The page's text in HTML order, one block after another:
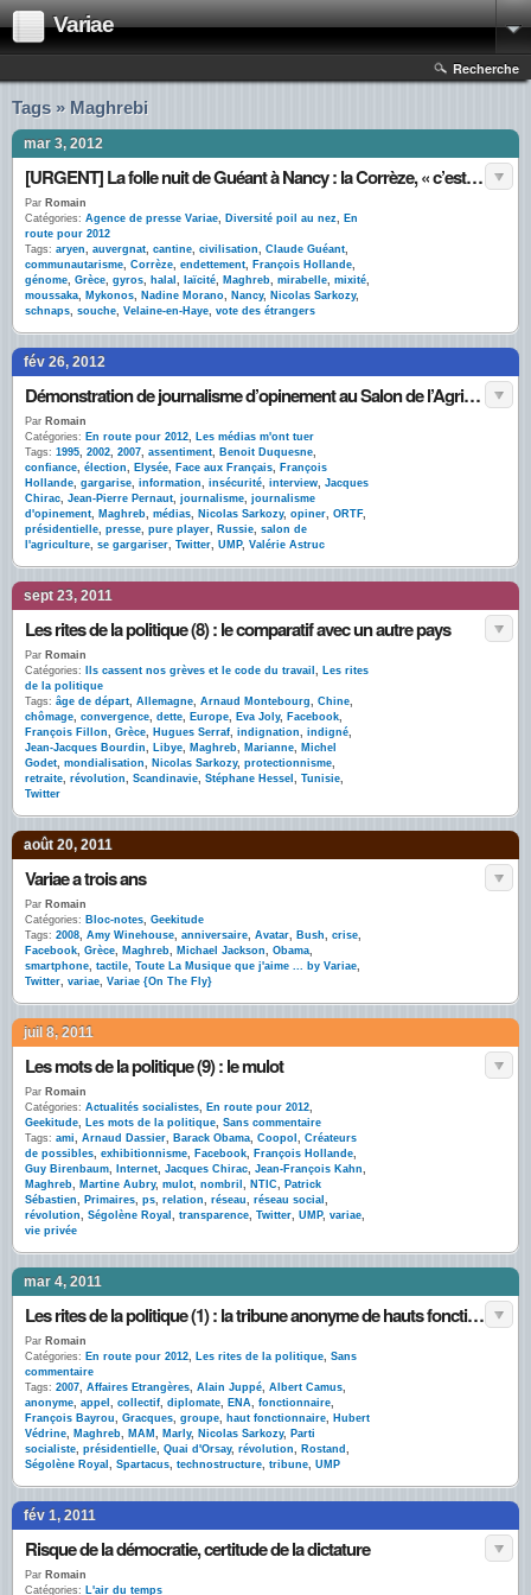
Variae
Recherche
Tags » Maghrebi
mar 3, 2012
[URGENT] La folle nuit de Guéant à Nancy : la Corrèze, « c’est le Maghreb de la France »
Par Romain
Catégories: Agence de presse Variae, Diversité poil au nez, En
route pour 2012
Tags: aryen, auvergnat, cantine, civilisation, Claude Guéant,
communautarisme, Corrèze, endettement, François Hollande,
génome, Grèce, gyros, halal , laïcité, Maghreb, mirabelle, mixité,
moussaka, Mykonos, Nadine Morano, Nancy, Nicolas Sarkozy,
schnaps, souche, Velaine-en-Haye, vote des étrangers
fév 26, 2012
Démonstration de journalisme d’opinement au Salon de l’Agriculture
Par Romain
Catégories: En route pour 2012, Les médias m'ont tuer
Tags: 1995, 2002, 2007, assentiment, Benoit Duquesne,
confiance, élection, Elysée, Face aux Français, François
Hollande, gargarise, information, insécurité, interview, Jacques
Chirac, Jean-Pierre Pernaut, journalisme, journalisme
d'opinement, Maghreb, médias, Nicolas Sarkozy, opiner, ORTF,
présidentielle, presse, pure player, Russie, salon de
l'agriculture, se gargariser, Twitter, UMP, Valérie Astruc
sept 23, 2011
Les rites de la politique (8) : le comparatif avec un autre pays
Par Romain
Catégories:
Ils cassent nos grèves et le code du travail , Les rites
de la politique
Tags: âge de départ, Allemagne, Arnaud Montebourg, Chine,
chômage, convergence, dette, Europe, Eva Joly, Facebook,
François Fillon, Grèce, Hugues Serraf, indignation, indigné,
Jean-Jacques Bourdin, Libye, Maghreb, Marianne, Michel
Godet, mondialisation, Nicolas Sarkozy, protectionnisme,
retraite, révolution, Scandinavie, Stéphane Hessel , Tunisie,
Twitter
août 20, 2011
Variae a trois ans
Par Romain
Catégories: Bloc-notes, Geekitude
Tags: 2008, Amy Winehouse, anniversaire, Avatar, Bush, crise,
Facebook, Grèce, Maghreb, Michael Jackson, Obama,
smartphone, tactile, Toute La Musique que j'aime ... by Variae,
Twitter, variae, Variae {On The Fly}
juil 8, 2011
Les mots de la politique (9) : le mulot
Par Romain
Catégories: Actualités socialistes, En route pour 2012,
Geekitude, Les mots de la politique, Sans commentaire
Tags: ami, Arnaud Dassier, Barack Obama, Coopol , Créateurs
de possibles, exhibitionnisme, Facebook, François Hollande,
Guy Birenbaum, Internet, Jacques Chirac, Jean-François Kahn,
Maghreb, Martine Aubry, mulot, nombril , NTIC, Patrick
Sébastien, Primaires, ps, relation, réseau, réseau social ,
révolution, Ségolène Royal , transparence, Twitter, UMP, variae,
vie privée
mar 4, 2011
Les rites de la politique (1) : la tribune anonyme de hauts fonctionnaires
Par Romain
Catégories: En route pour 2012, Les rites de la politique, Sans
commentaire
Tags: 2007, Affaires Etrangères, Alain Juppé, Albert Camus,
anonyme, appel , collectif, diplomate, ENA, fonctionnaire,
François Bayrou, Gracques, groupe, haut fonctionnaire, Hubert
Védrine, Maghreb, MAM , Marly, Nicolas Sarkozy, Parti
socialiste, présidentielle, Quai d'Orsay, révolution, Rostand ,
Ségolène Royal , Spartacus, technostructure, tribune, UMP
fév 1, 2011
Risque de la démocratie, certitude de la dictature
Par Romain
Catégories: L'air du temps